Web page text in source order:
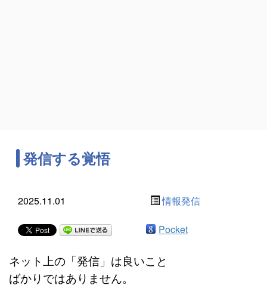
発信する覚悟
2025.11.01 情報発信
Pocket
ネット上の「発信」は良いこと
ばかりではありません。